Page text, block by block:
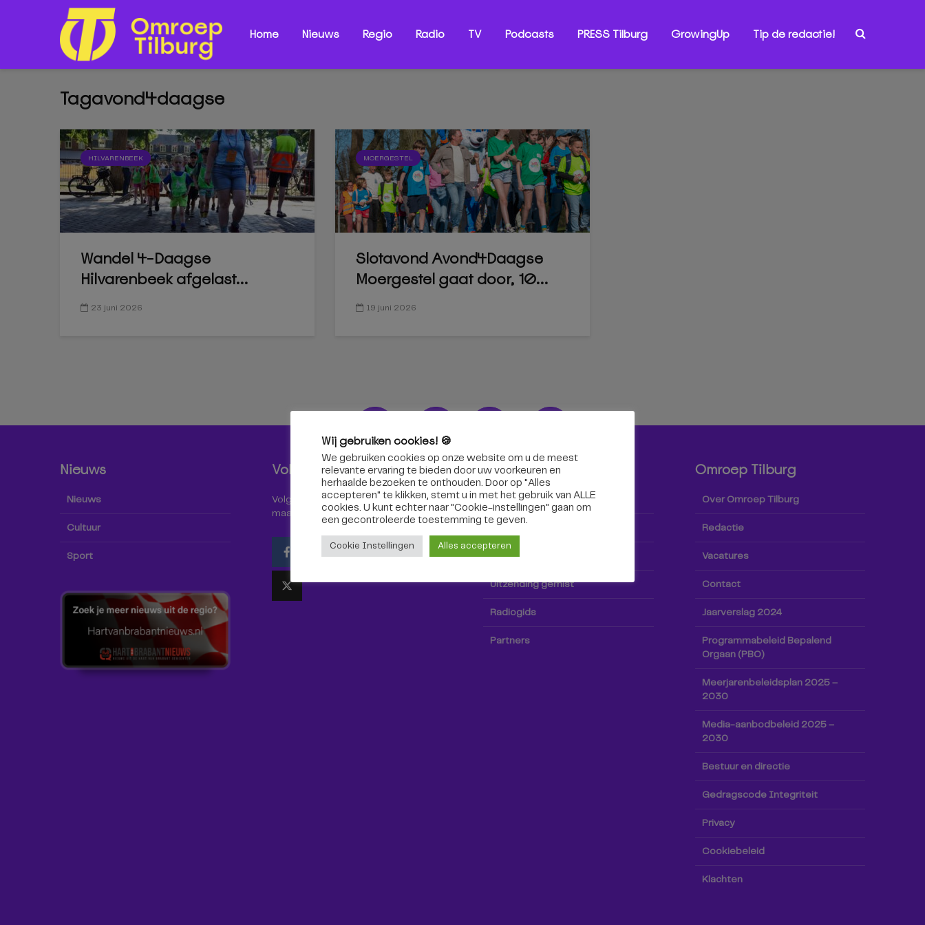
Home Nieuws Regio Radio TV Podcasts PRESS Tilburg GrowingUp Tip de redactie!
Tagavond4daagse
HILVARENBEEK
Wandel 4-Daagse
Hilvarenbeek afgelast...
23 juni 2026
MOERGESTEL
Slotavond Avond4Daagse
Moergestel gaat door, 10...
19 juni 2026
Nieuws
Nieuws
Cultuur
Sport
Volg ons!
Volg Omroep Tilburg niet alleen hier,
maar ook via social media!
Radio & TV
Kijk tv
Radio
TV-gids
Uitzending gemist
Radiogids
Partners
Omroep Tilburg
Over Omroep Tilburg
Redactie
Vacatures
Contact
Jaarverslag 2024
Programmabeleid Bepalend
Orgaan (PBO)
Meerjarenbeleidsplan 2025 –
2030
Media-aanbodbeleid 2025 –
2030
Bestuur en directie
Gedragscode Integriteit
Privacy
Cookiebeleid
Klachten
Wij gebruiken cookies! 🍪
We gebruiken cookies op onze website om u de meest
relevante ervaring te bieden door uw voorkeuren en
herhaalde bezoeken te onthouden. Door op "Alles
accepteren" te klikken, stemt u in met het gebruik van ALLE
cookies. U kunt echter naar "Cookie-instellingen" gaan om
een ​​gecontroleerde toestemming te geven.
Cookie Instellingen Alles accepteren